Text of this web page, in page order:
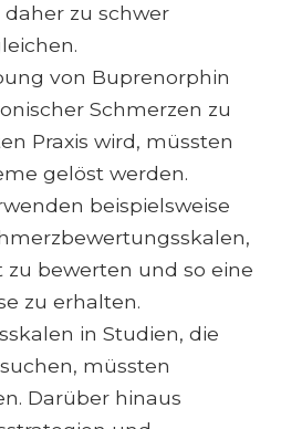
zu schwer
von Buprenorphin
Schmerzen zu
Praxis wird, müssten
gelöst werden.
beispielsweise
bewerten und so eine
zu erhalten.
in Studien, die
müssten
Darüber hinaus